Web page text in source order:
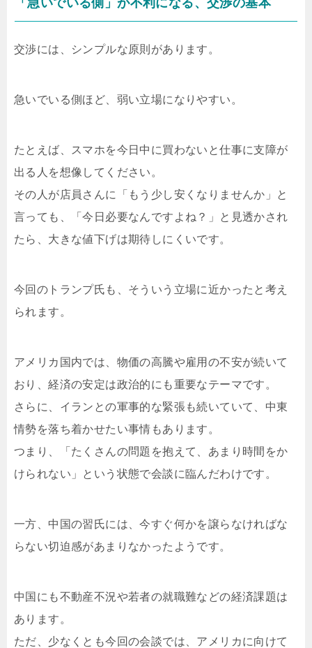
交渉には、シンプルな原則があります。
急いでいる側ほど、弱い立場になりやすい。
たとえば、スマホを今日中に買わないと仕事に支障が
出る人を想像してください。
その人が店員さんに「もう少し安くなりませんか」と
言っても、「今日必要なんですよね？」と見透かされ
たら、大きな値下げは期待しにくいです。
今回のトランプ氏も、そういう立場に近かったと考え
られます。
アメリカ国内では、物価の高騰や雇用の不安が続いて
おり、経済の安定は政治的にも重要なテーマです。
さらに、イランとの軍事的な緊張も続いていて、中東
情勢を落ち着かせたい事情もあります。
つまり、「たくさんの問題を抱えて、あまり時間をか
けられない」という状態で会談に臨んだわけです。
一方、中国の習氏には、今すぐ何かを譲らなければな
らない切迫感があまりなかったようです。
中国にも不動産不況や若者の就職難などの経済課題は
あります。
ただ、少なくとも今回の会談では、アメリカに向けて